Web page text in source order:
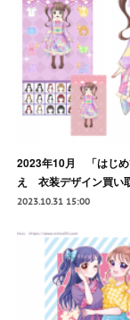
2023年10月 「はじめ
え 衣装デザイン買い
2023.10.31 15:00